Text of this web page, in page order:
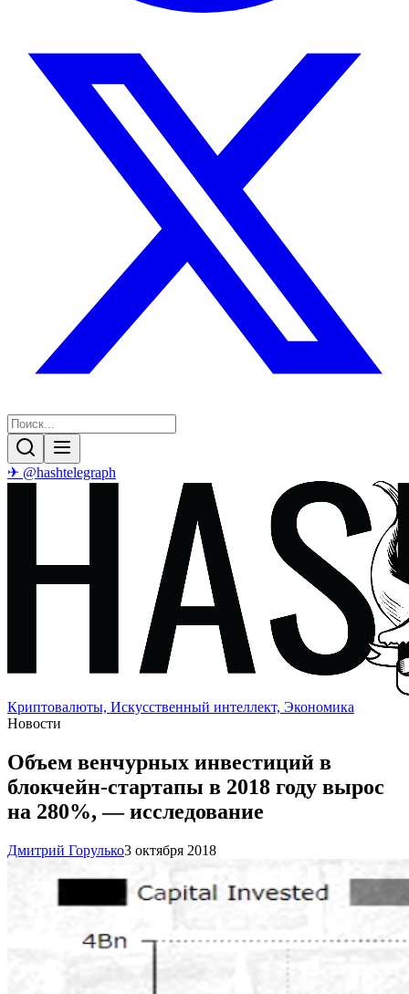
✈ @hashtelegraph
Криптовалюты, Искусственный интеллект, Экономика
Новости
Объем венчурных инвестиций в
блокчейн-стартапы в 2018 году вырос
на 280%, — исследование
Дмитрий Горулько3 октября 2018